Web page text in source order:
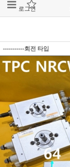
로그인
-----------회전 타입